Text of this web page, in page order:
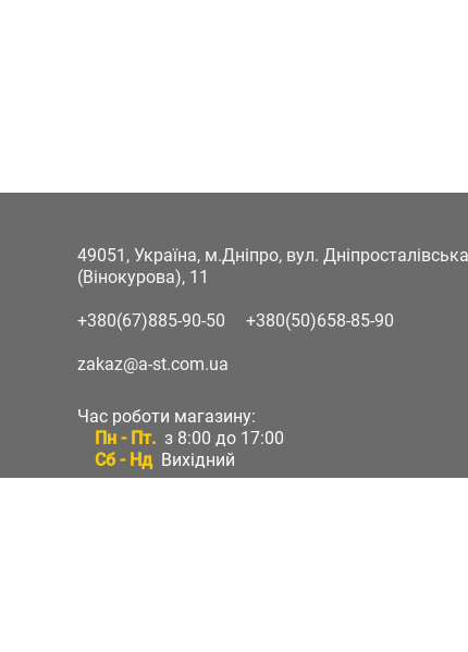
49051, Україна, м.Дніпро, вул. Дніпросталівська
(Вінокурова), 11
+380(67)885-90-50 +380(50)658-85-90
zakaz@a-st.com.ua
Час роботи магазину:
Пн - Пт. з 8:00 до 17:00
Сб - Нд Вихідний